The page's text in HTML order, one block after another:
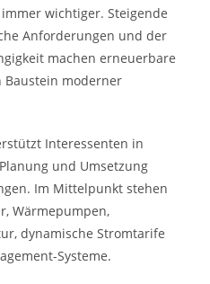
wichtiger. Steigende
Anforderungen und der
machen erneuerbare
Baustein moderner
Interessenten in
und Umsetzung
Im Mittelpunkt stehen
Wärmepumpen,
dynamische Stromtarife
Systeme.